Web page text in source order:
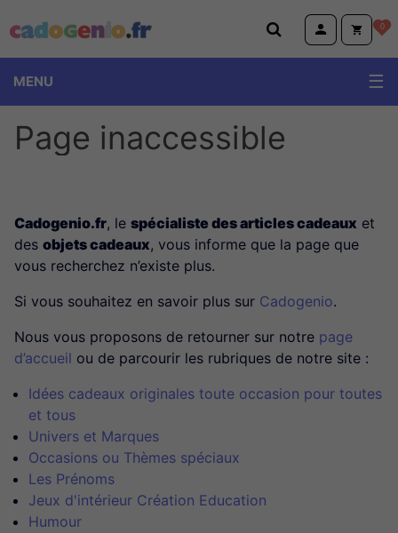
Cadogenio.fr 0
MENU
Page inaccessible
Cadogenio.fr, le spécialiste des articles cadeaux et
des objets cadeaux, vous informe que la page que
vous recherchez n’existe plus.
Si vous souhaitez en savoir plus sur Cadogenio.
Nous vous proposons de retourner sur notre page
d’accueil ou de parcourir les rubriques de notre site :
Idées cadeaux originales toute occasion pour toutes
et tous
Univers et Marques
Occasions ou Thèmes spéciaux
Les Prénoms
Jeux d'intérieur Création Education
Humour